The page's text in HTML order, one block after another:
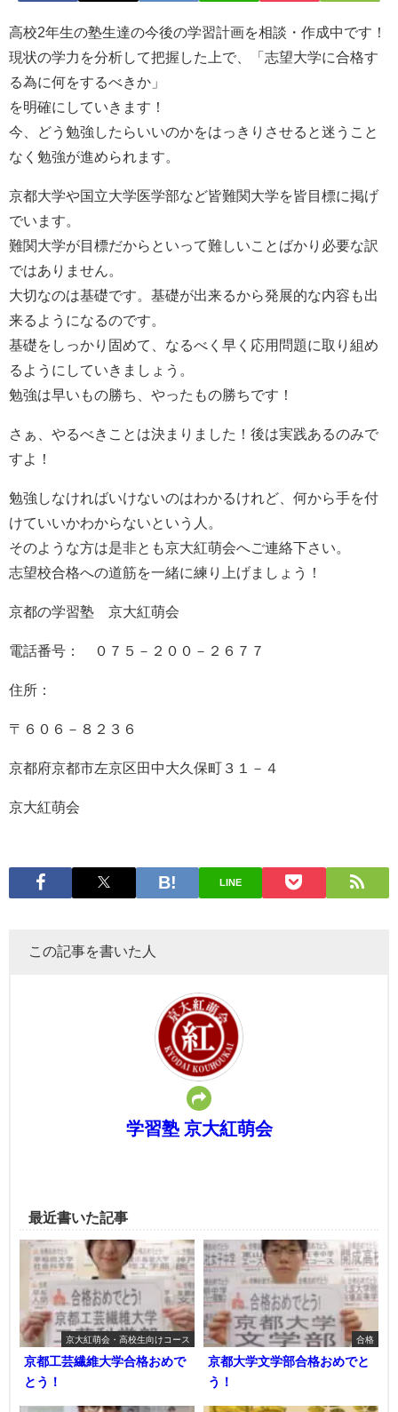
高校2年生の塾生達の今後の学習計画を相談・作成中です！
現状の学力を分析して把握した上で、「志望大学に合格す
る為に何をするべきか」
を明確にしていきます！
今、どう勉強したらいいのかをはっきりさせると迷うこと
なく勉強が進められます。
京都大学や国立大学医学部など皆難関大学を皆目標に掲げ
でいます。
難関大学が目標だからといって難しいことばかり必要な訳
ではありません。
大切なのは基礎です。基礎が出来るから発展的な内容も出
来るようになるのです。
基礎をしっかり固めて、なるべく早く応用問題に取り組め
るようにしていきましょう。
勉強は早いもの勝ち、やったもの勝ちです！
さぁ、やるべきことは決まりました！後は実践あるのみで
すよ！
勉強しなければいけないのはわかるけれど、何から手を付
けていいかわからないという人。
そのような方は是非とも京大紅萌会へご連絡下さい。
志望校合格への道筋を一緒に練り上げましょう！
京都の学習塾 京大紅萌会
電話番号： ０７５－２００－２６７７
住所：
〒６０６－８２３６
京都府京都市左京区田中大久保町３１－４
京大紅萌会
LINE
この記事を書いた人
学習塾 京大紅萌会
最近書いた記事
京大紅萌会・高校生向けコース
京都工芸繊維大学合格おめで
とう！
合格
京都大学文学部合格おめでと
う！